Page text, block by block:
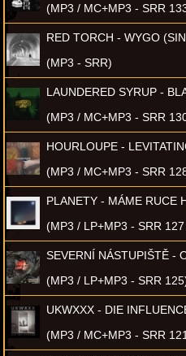
(MP3 / MC+MP3 - SRR
RED TORCH - WYGO
(MP3 - SRR)
LAUNDERED SYRUP -
(MP3 / MC+MP3 - SRR
HOURLOUPE -
(MP3 / MC+MP3 - SRR
PLANETY - MÁME RUCE
(MP3 / LP+MP3 - SRR
SEVERNÍ NÁSTUPIŠTĚ -
(MP3 / LP+MP3 - SRR
UKWXXX - DIE
(MP3 / MC+MP3 - SRR